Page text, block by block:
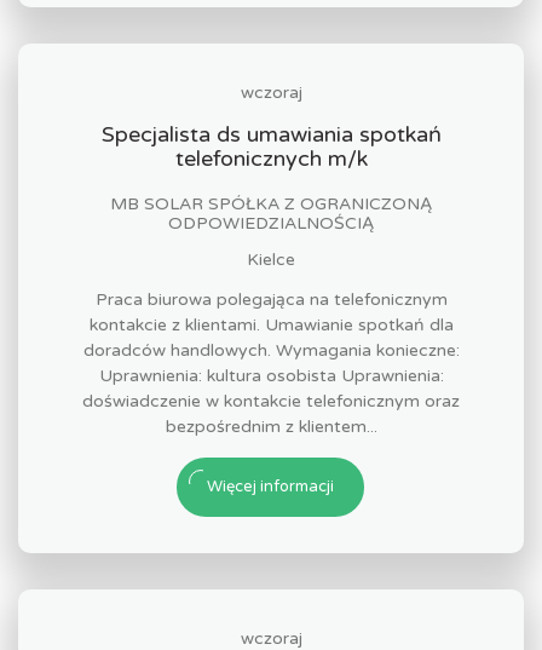
wczoraj
Specjalista ds umawiania spotkań
telefonicznych m/k
MB SOLAR SPÓŁKA Z OGRANICZONĄ
ODPOWIEDZIALNOŚCIĄ
Kielce
Praca biurowa polegająca na telefonicznym
kontakcie z klientami. Umawianie spotkań dla
doradców handlowych. Wymagania konieczne:
Uprawnienia: kultura osobista Uprawnienia:
doświadczenie w kontakcie telefonicznym oraz
bezpośrednim z klientem...
Więcej informacji
wczoraj